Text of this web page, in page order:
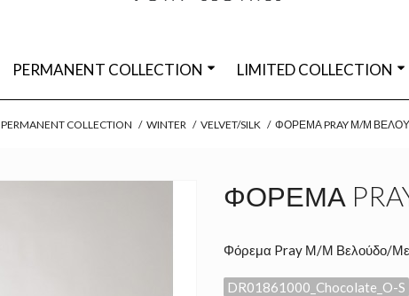
PERMANENT COLLECTION LIMITED COLLECTION
PERMANENT COLLECTION / WINTER / VELVET/SILK / ΦΌΡΕΜΑ PRAY Μ/Μ
ΦΌΡΕΜΑ
Φόρεμα Pray Μ/Μ Βελούδο/
DR01861000_Chocolate_O-S